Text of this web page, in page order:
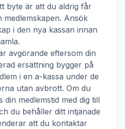
byte är att du aldrig får
medlemskapen. Ansök
i den nya kassan innan
avgörande eftersom din
ersättning bygger på
i en a-kassa under de
utan avbrott. Om du
din medlemstid med dig till
du behåller ditt intjänade
att du kontaktar